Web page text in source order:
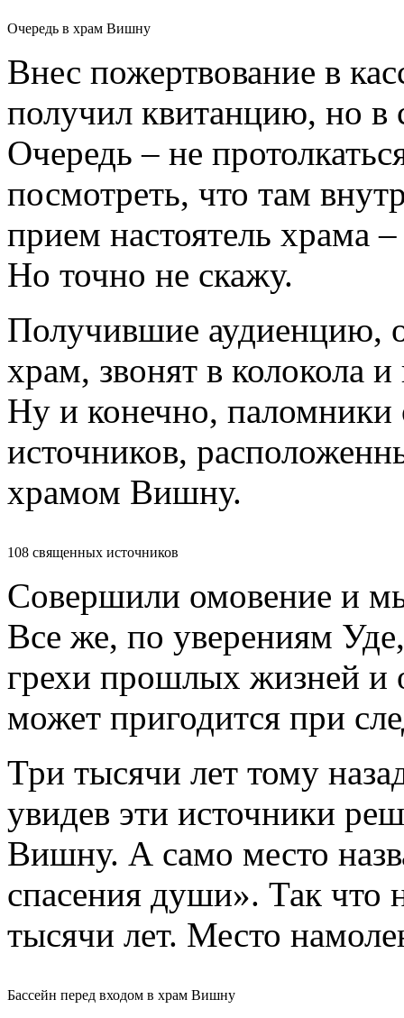
Очередь в храм Вишну
Внес пожертвование в
получил квитанцию, но в
Очередь – не
посмотреть, что там
прием настоятель храма
Но точно не скажу.
Получившие аудиенцию,
храм, звонят в колокола
Ну и конечно,
источников,
храмом Вишну.
108 священных источников
Совершили омовение и
Все же, по уверениям
грехи прошлых жизней и
может пригодится при
Три тысячи лет тому
увидев эти источники
Вишну. А само место
спасения души». Так что
тысячи лет. Место
Бассейн перед входом в храм Вишну